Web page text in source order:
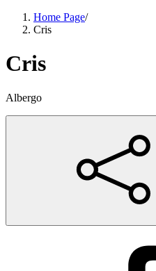
Home Page/
Cris
Cris
Albergo